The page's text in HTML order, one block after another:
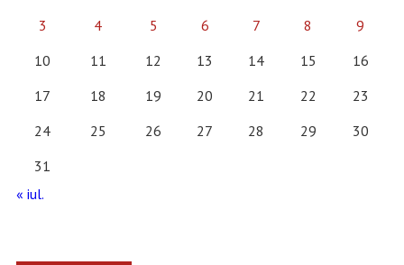
3
4 5 6 7 8
9
10
11 12 13 14 15
16
17
18 19 20 21 22
23
24
25 26 27 28 29
30
31
« iul.